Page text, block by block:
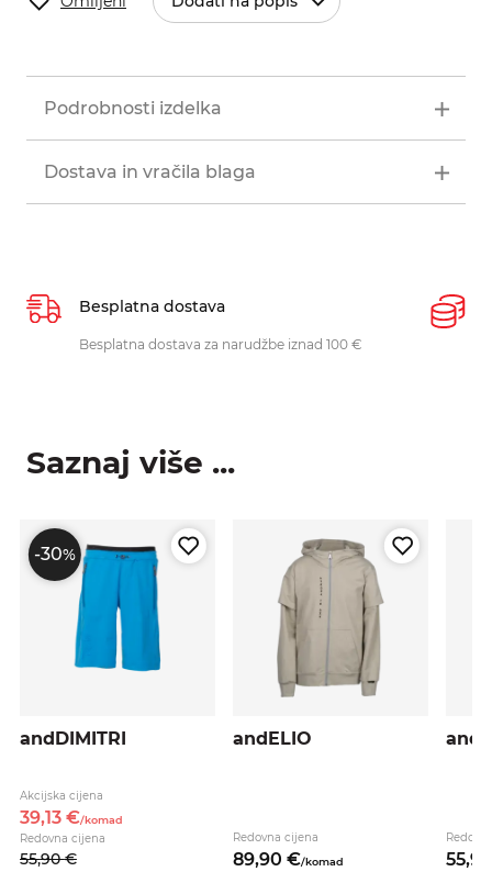
Podrobnosti izdelka
Dostava in vračila blaga
Besplatna dostava
Besplatna dostava za narudžbe iznad 100 €
Saznaj više ...
-30%
andDIMITRI
Akcijska cijena
39,13 €/komad
Redovna cijena
55,90 €
andELIO
Redovna cijena
89,90 €/komad 55,